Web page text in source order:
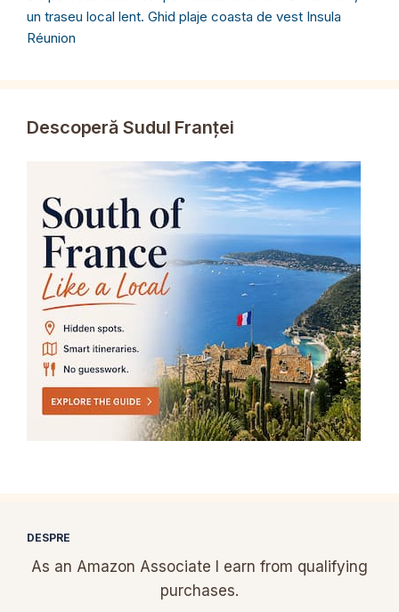
un traseu local lent. Ghid plaje coasta de vest Insula
Réunion
Descoperă Sudul Franței
DESPRE
As an Amazon Associate I earn from qualifying
purchases.